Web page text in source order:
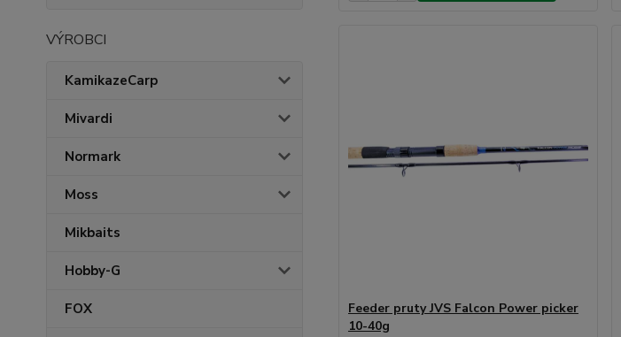
VÝROBCI
KamikazeCarp
Mivardi
Normark
Moss
Mikbaits
Hobby-G
FOX
Feeder pruty JVS Falcon Power picker
10-40g